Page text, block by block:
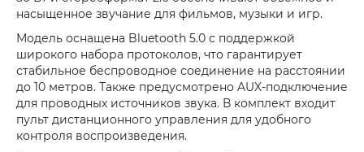
насыщенное звучание для фильмов, музыки и игр.
Модель оснащена Bluetooth 5.0 с поддержкой
широкого набора протоколов, что гарантирует
стабильное беспроводное соединение на расстоянии
до 10 метров. Также предусмотрено AUX-подключение
для проводных источников звука. В комплект входит
пульт дистанционного управления для удобного
контроля воспроизведения.